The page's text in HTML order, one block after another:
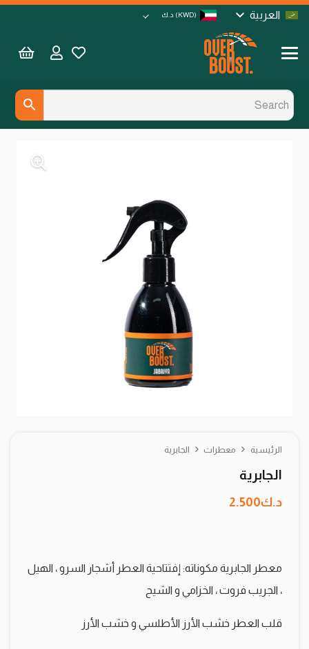
العربية (KWD) د.ك
الرئيسية معطرات الجابرية
الجابرية
د.ك2.500
معطر الجابرية مكوناته: إفتتاحية العطر أشجار السرو ، الهيل
، الجريب فروت ، الخزامي و الشيح
قلب العطر خشب الأرز الأطلسي و خشب الأرز